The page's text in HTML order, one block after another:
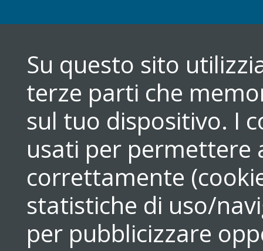
Su questo sito
terze parti che
sul tuo dispositivo. I
usati per permettere
correttamente
statistiche di uso/
per pubblicizzare